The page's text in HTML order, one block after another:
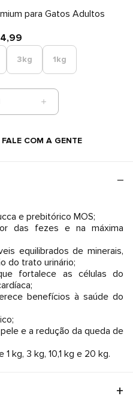
para Gatos Adultos
3kg 1kg
FALE COM A GENTE
e prebitórico MOS;
das fezes e na máxima
equilibrados de minerais,
do trato urinário;
fortalece as células do
benefícios à saúde do
e a redução da queda de
kg, 3 kg, 10,1 kg e 20 kg.